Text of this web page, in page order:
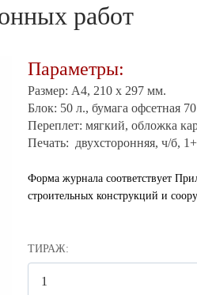
работ
Параметры:
Размер: А4, 210 х 297 мм.
Блок: 50 л., бумага офсетная
Переплет: мягкий, обложка
Печать: двухсторонняя, ч/б,
Форма журнала соответствует
строительных конструкций и
ТИРАЖ: